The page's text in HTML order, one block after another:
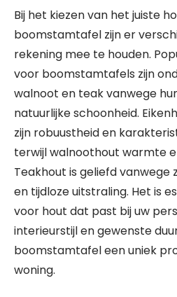
Bij het kiezen van het juiste
boomstamtafel zijn er
rekening mee te houden.
voor boomstamtafels zijn
walnoot en teak vanwege
natuurlijke schoonheid.
zijn robuustheid en
terwijl walnoothout warmte
Teakhout is geliefd vanwege
en tijdloze uitstraling. Het is
voor hout dat past bij uw
interieurstijl en gewenste
boomstamtafel een uniek
woning.